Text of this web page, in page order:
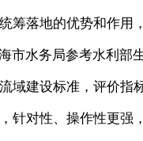
筹落地的优势和作
市水务局参考水利部
域建设标准，评价指
针对性、操作性更强